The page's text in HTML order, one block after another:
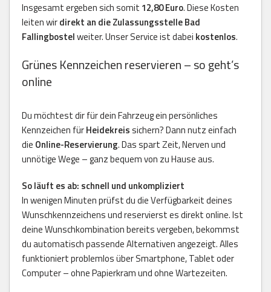
Insgesamt ergeben sich somit 12,80 Euro. Diese Kosten
leiten wirdirekt an die Zulassungsstelle Bad
Fallingbostelweiter. Unser Service ist dabei kostenlos.
Grünes Kennzeichen reservieren – so geht’s
online
Du möchtest dir für dein Fahrzeug ein persönliches
Kennzeichen fürHeidekreissichern? Dann nutz einfach
die Online-Reservierung. Das spart Zeit, Nerven und
unnötige Wege – ganz bequem von zu Hause aus.
So läuft es ab: schnell und unkompliziert
In wenigen Minuten prüfst du die Verfügbarkeit deines
Wunschkennzeichens und reservierst es direkt online. Ist
deine Wunschkombination bereits vergeben, bekommst
du automatisch passende Alternativen angezeigt. Alles
funktioniert problemlos über Smartphone, Tablet oder
Computer – ohne Papierkram und ohne Wartezeiten.